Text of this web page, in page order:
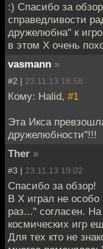
:) Спасибо за обзор
справедливости
дружелюбна" к
в этом Х очень
vasmann »
#2 | 23.11.13 18:58
Кому: Halid, #1
Эта Икса
дружелюбности"!!!
Ther »
#3 | 23.11.13 19:02
Спасибо за обзор!
В X играл не
раз..." согласен.
космических игр
Для тех кто не